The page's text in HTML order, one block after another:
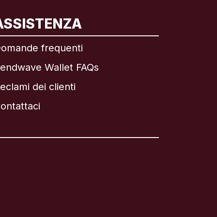
frequenti
Wallet FAQs
dei clienti